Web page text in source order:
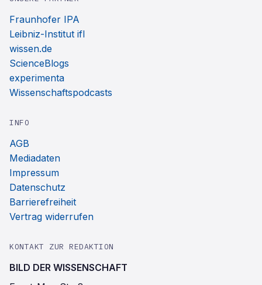
Fraunhofer IPA
Leibniz-Institut ifl
wissen.de
ScienceBlogs
experimenta
Wissenschaftspodcasts
INFO
AGB
Mediadaten
Impressum
Datenschutz
Barrierefreiheit
Vertrag widerrufen
KONTAKT ZUR REDAKTION
BILD DER WISSENSCHAFT